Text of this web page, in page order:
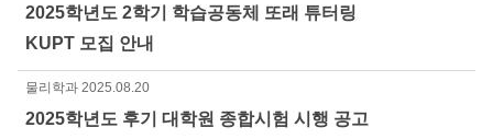
2025학년도 2학기 학습공동체 또래 튜터링
KUPT 모집 안내
물리학과 2025.08.20
2025학년도 후기 대학원 종합시험 시행 공고